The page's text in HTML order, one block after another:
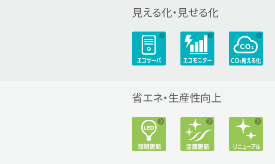
見える化・見せる化
省エネ・生産性向上